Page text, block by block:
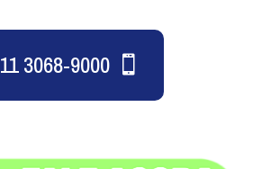
11 3068-9000